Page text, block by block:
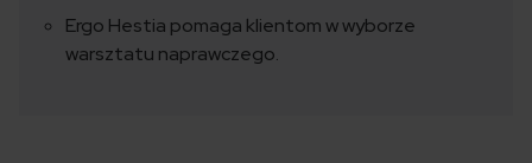
Ergo Hestia pomaga klientom w wyborze
warsztatu naprawczego.